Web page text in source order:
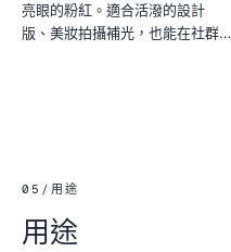
亮眼的粉紅。適合活潑的設計
版、美妝拍攝補光，也能在社群
05 / 用途
用途